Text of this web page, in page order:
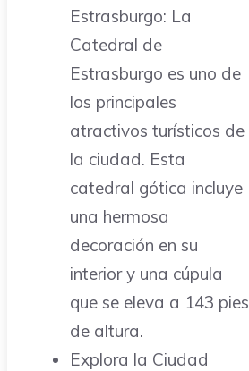
Estrasburgo: La
Catedral de
Estrasburgo es uno de
los principales
atractivos turísticos de
la ciudad. Esta
catedral gótica incluye
una hermosa
decoración en su
interior y una cúpula
que se eleva a 143 pies
de altura.
Explora la Ciudad